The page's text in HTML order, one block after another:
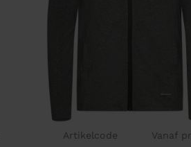
Artikelcode Vanaf